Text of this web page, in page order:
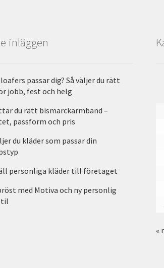
inläggen
passar dig? Så väljer du rätt
jobb, fest och helg
du rätt bismarckarmband –
passform och pris
du kläder som passar din
personliga kläder till företaget
med Motiva och ny personlig
«